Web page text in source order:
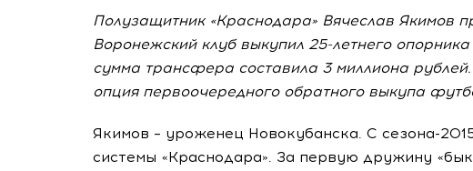
Полузащитник «Краснодара» Вячеслав Якимов
Воронежский клуб выкупил 25-летнего
сумма трансфера составила 3 миллиона
опция первоочередного обратного выкупа
Якимов – уроженец Новокубанска. С сезона-
системы «Краснодара». За первую дружину